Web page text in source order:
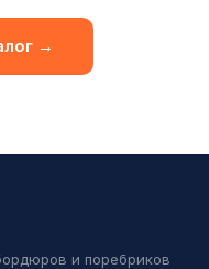
→
и поребриков